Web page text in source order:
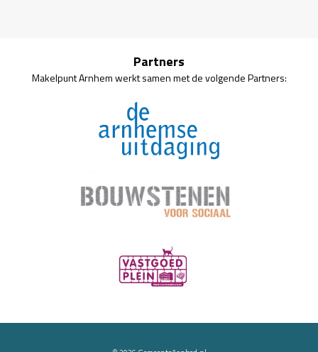
Partners
Makelpunt Arnhem werkt samen met de volgende Partners: